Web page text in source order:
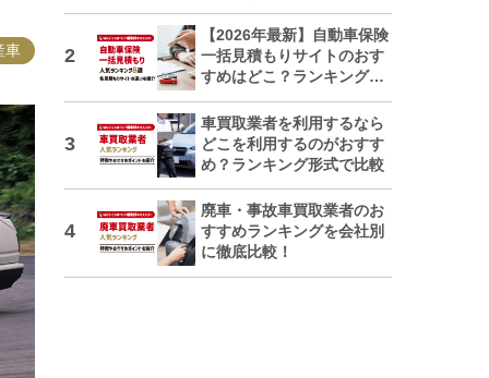
車
トも解説
【2026年最新】自動車保険
一括見積もりサイトのおす
すめはどこ？ランキングで
車買取業者を利用するなら
どこを利用するのがおすす
め？ランキング形式で比較
廃車・事故車買取業者のお
すすめランキングを会社別
に徹底比較！